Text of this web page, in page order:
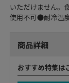
いただけません。
使用不可●耐冷
商品詳細
おすすめ特集は